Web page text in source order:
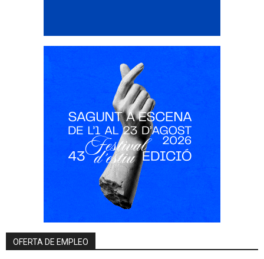
OFERTA DE EMPLEO